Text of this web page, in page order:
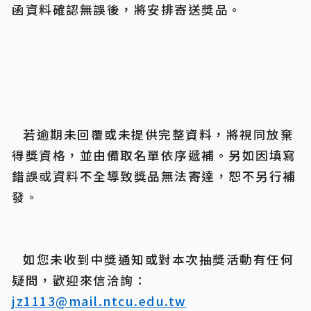
函資料確認無誤後，將安排寄送獎品。
得獎資格，並由備取名單依序遞補。另如因填寫
錯誤或資料不全導致獎品無法寄達，恕不另行補
發。
疑問，歡迎來信洽詢：
jz1113@mail.ntcu.edu.tw